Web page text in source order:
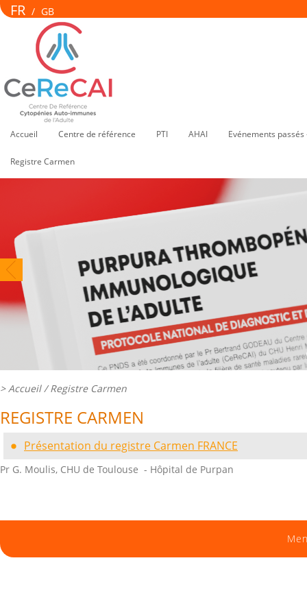
FR / GB
Accueil Centre de référence PTI AHAI Evénements
Registre Carmen
>Accueil/ Registre Carmen
REGISTRE CARMEN
Présentation du registre Carmen FRANCE
Pr G. Moulis, CHU de Toulouse - Hôpital de Purpan